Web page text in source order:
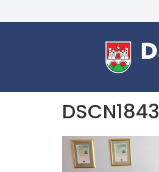
DSCN1843